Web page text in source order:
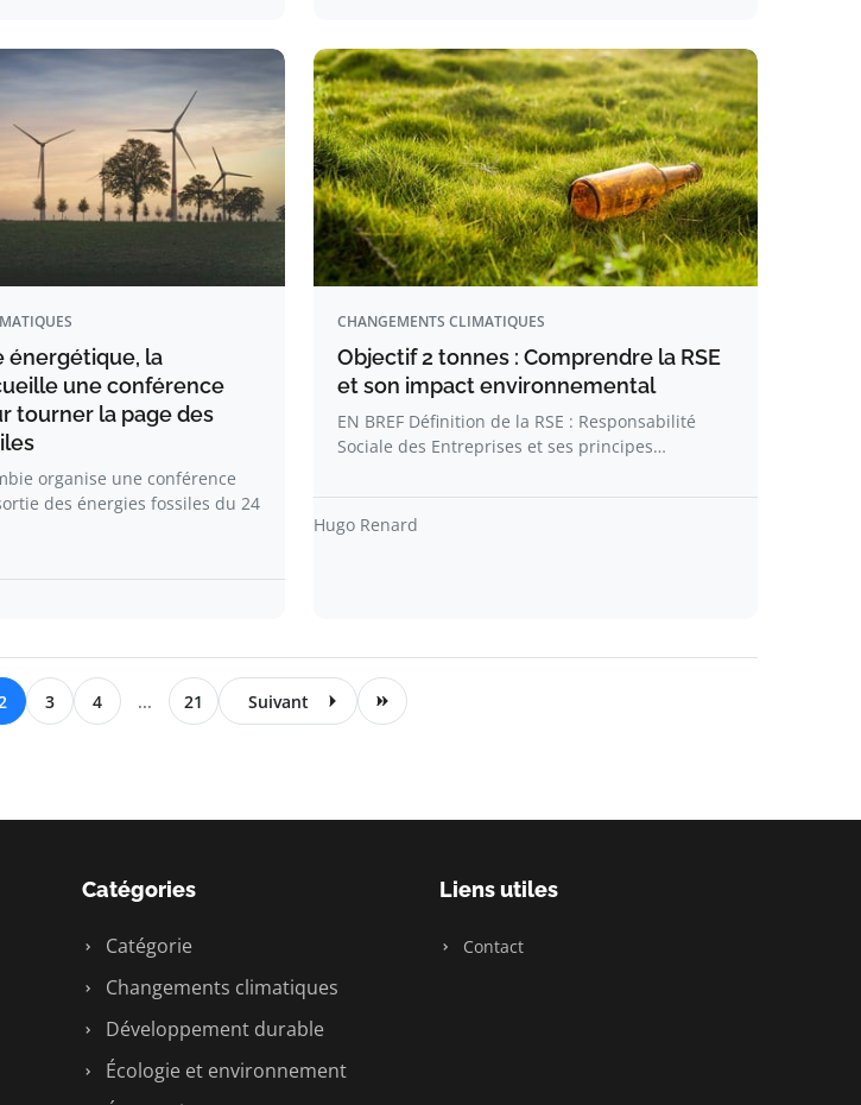
énergétique, la
une conférence
tourner la page des
organise une conférence
des énergies fossiles du 24
CHANGEMENTS CLIMATIQUES
Objectif 2 tonnes : Comprendre la RSE
et son impact environnemental
EN BREF Définition de la RSE : Responsabilité
Sociale des Entreprises et ses principes…
Hugo Renard
3 4 ... 21 Suivant
Catégories
Catégorie
Changements climatiques
Développement durable
Écologie et environnement
Liens utiles
Contact